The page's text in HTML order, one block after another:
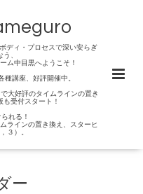
ディ・プロセスで深い安らぎ
、
ム中目黒へようこそ！
種講座、好評開催中。
大好評のタイムラインの置き
受付スタート！
れる！
ラインの置き換え、スターヒ
３）。
ー